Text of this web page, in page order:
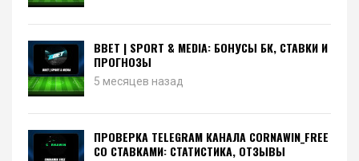
BBET | SPORT & MEDIA: БОНУСЫ БК, СТАВКИ И
ПРОГНОЗЫ
5 месяцев назад
ПРОВЕРКА TELEGRAM КАНАЛА CORNAWIN_FREE
СО СТАВКАМИ: СТАТИСТИКА, ОТЗЫВЫ